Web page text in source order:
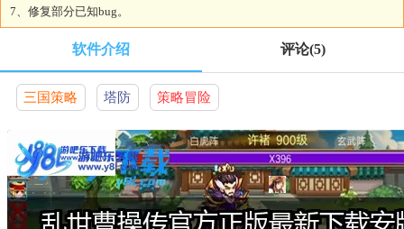
7、修复部分已知bug。
软件介绍 评论(5)
三国策略 塔防 策略冒险